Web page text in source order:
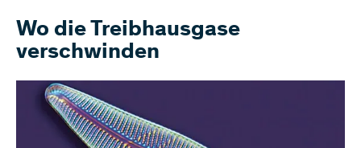
Wo die Treibhausgase
verschwinden